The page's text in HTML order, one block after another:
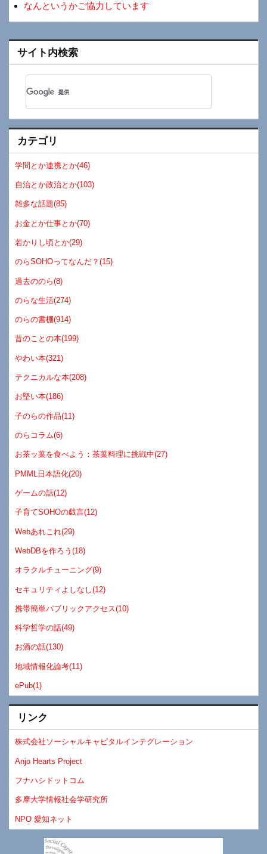
なんというかご協力しています
サイト内検索
カテゴリ
学問とか連携とか(46)
自治とか政治とか(103)
雑多な話題(85)
お金とか仕事とか(70)
若かりし頃とか(29)
のらSOHOってなんだ？(15)
過去ののら(8)
のらな生活(274)
のらの書棚(914)
昔のことの本(199)
やわい本(321)
テクニカルな本(208)
お堅い本(186)
子のらの作品(11)
のらコラム(6)
お茶ッ葉を食べよう：茶葉料理に挑戦中(27)
PMML日本語化(20)
ゲームの話(12)
子育てSOHOの戯言(12)
Webあれこれ(29)
WebDBを作ろう(18)
オラクルチューニング(9)
セキュリティよしなし(12)
携帯簡単パブリックアクセス(10)
科学哲学の話(49)
お酒の話(130)
地域情報化論考(11)
ePub(1)
リンク
株式会社ソーシャルキャピタルインテグレーション
Anjo Hearts Project
フナハシドットコム
多摩大学情報社会学研究所
NPO 愛知ネット